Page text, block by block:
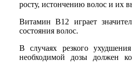
росту, истончению волос и их
Витамин В12 играет
состояния волос.
В случаях резкого
необходимой дозы должен